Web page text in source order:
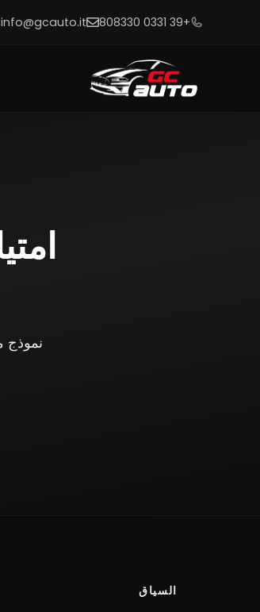
+39 0331 808330
info@gcauto.it
السياق